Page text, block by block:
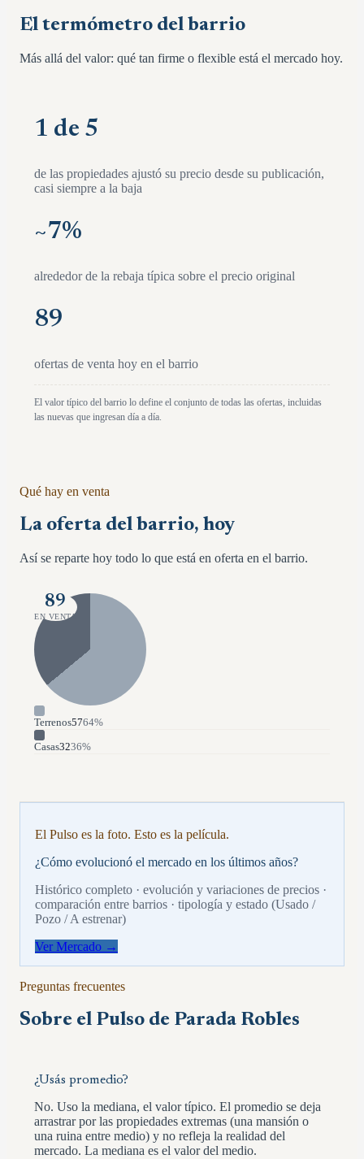
El termómetro del barrio
Más allá del valor: qué tan firme o flexible está el mercado hoy.
1 de 5
de las propiedades ajustó su precio desde su publicación,
casi siempre a la baja
~7%
alrededor de la rebaja típica sobre el precio original
89
ofertas de venta hoy en el barrio
El valor típico del barrio lo define el conjunto de todas las ofertas, incluidas
las nuevas que ingresan día a día.
Qué hay en venta
La oferta del barrio, hoy
Así se reparte hoy todo lo que está en oferta en el barrio.
89
EN VENTA
Terrenos5764%
Casas3236%
El Pulso es la foto. Esto es la película.
¿Cómo evolucionó el mercado en los últimos años?
Histórico completo · evolución y variaciones de precios ·
comparación entre barrios · tipología y estado (Usado /
Pozo / A estrenar)
Ver Mercado →
Preguntas frecuentes
Sobre el Pulso de Parada Robles
¿Usás promedio?
No. Uso la mediana, el valor típico. El promedio se deja
arrastrar por las propiedades extremas (una mansión o
una ruina entre medio) y no refleja la realidad del
mercado. La mediana es el valor del medio.